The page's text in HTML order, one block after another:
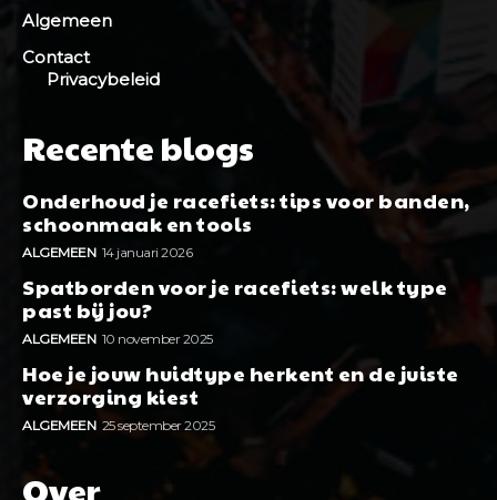
Algemeen
Contact
Privacybeleid
Recente blogs
Onderhoud je racefiets: tips voor banden,
schoonmaak en tools
ALGEMEEN 14 januari 2026
Spatborden voor je racefiets: welk type
past bij jou?
ALGEMEEN 10 november 2025
Hoe je jouw huidtype herkent en de juiste
verzorging kiest
ALGEMEEN 25 september 2025
Over